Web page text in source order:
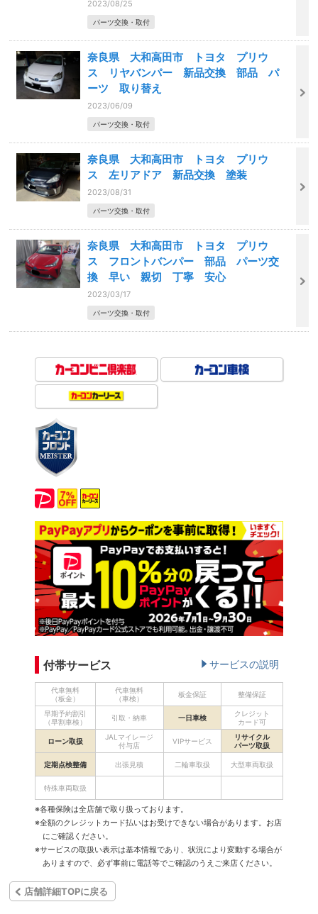
2023/08/25
パーツ交換・取付
奈良県 大和高田市 トヨタ プリウ
ス リヤバンパー 新品交換 部品 パ
ーツ 取り替え
2023/06/09
パーツ交換・取付
奈良県 大和高田市 トヨタ プリウ
ス 左リアドア 新品交換 塗装
2023/08/31
パーツ交換・取付
奈良県 大和高田市 トヨタ プリウ
ス フロントバンパー 部品 パーツ交
換 早い 親切 丁寧 安心
2023/03/17
パーツ交換・取付
付帯サービス サービスの説明
代車無料
（板金）
代車無料
（車検）
板金保証 整備保証
早期予約割引
（早割車検）
引取・納車 一日車検
クレジット
カード可
ローン取扱
JALマイレージ
付与店
VIPサービス
リサイクル
パーツ取扱
定期点検整備 出張見積 二輪車取扱 大型車両取扱
特殊車両取扱
※各種保険は全店舗で取り扱っております。
※全額のクレジットカード払いはお受けできない場合があります。お店
にご確認ください。
※サービスの取扱い表示は基本情報であり、状況により変動する場合が
ありますので、必ず事前に電話等でご確認のうえご来店ください。
店舗詳細TOPに戻る